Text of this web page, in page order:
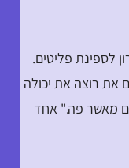
לספינת פליטים.
את רוצה את יכולה
מאשר פה." אחד